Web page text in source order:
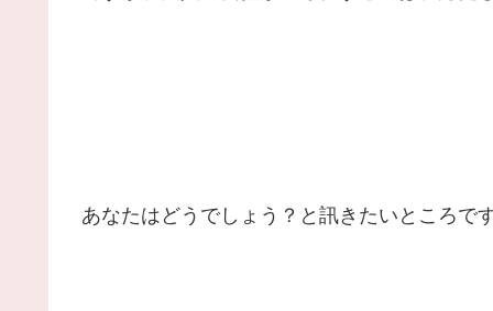
あなたはどうでしょう？と訊きたいところです